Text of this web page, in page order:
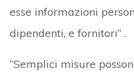
esse informazioni
dipendenti, e fornitori” .
“Semplici misure